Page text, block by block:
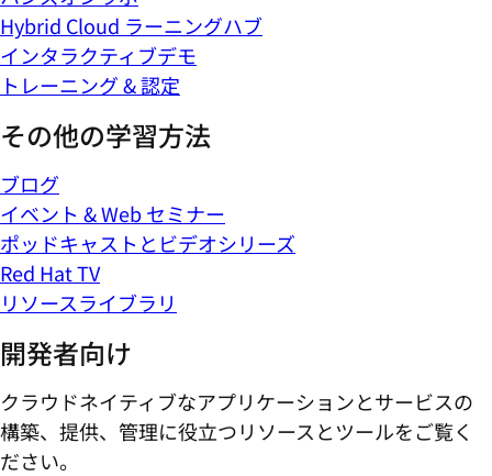
Hybrid Cloud ラーニングハブ
インタラクティブデモ
トレーニング & 認定
その他の学習方法
ブログ
イベント & Web セミナー
ポッドキャストとビデオシリーズ
Red Hat TV
リソースライブラリ
開発者向け
クラウドネイティブなアプリケーションとサービスの
構築、提供、管理に役立つリソースとツールをご覧く
ださい。